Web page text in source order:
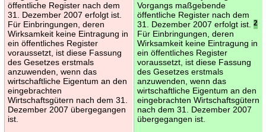
öffentliche Register nach dem
31. Dezember 2007 erfolgt ist.
Für Einbringungen, deren
Wirksamkeit keine Eintragung in
ein öffentliches Register
voraussetzt, ist diese Fassung
des Gesetzes erstmals
anzuwenden, wenn das
wirtschaftliche Eigentum an den
eingebrachten
Wirtschaftsgütern nach dem 31.
Dezember 2007 übergegangen
ist.
Vorgangs maßgebende
öffentliche Register nach dem
31. Dezember 2007 erfolgt ist.
2
Für Einbringungen, deren
Wirksamkeit keine Eintragung in
ein öffentliches Register
voraussetzt, ist diese Fassung
des Gesetzes erstmals
anzuwenden, wenn das
wirtschaftliche Eigentum an den
eingebrachten Wirtschaftsgütern
nach dem 31. Dezember 2007
übergegangen ist.